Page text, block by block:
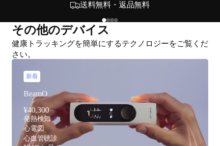
送料無料・返品無料
その他のデバイス
健康トラッキングを簡単にするテクノロジーをご覧くだ
さい。
新着
BeamO
¥40,300
発熱検知
心電図
心血管聴診